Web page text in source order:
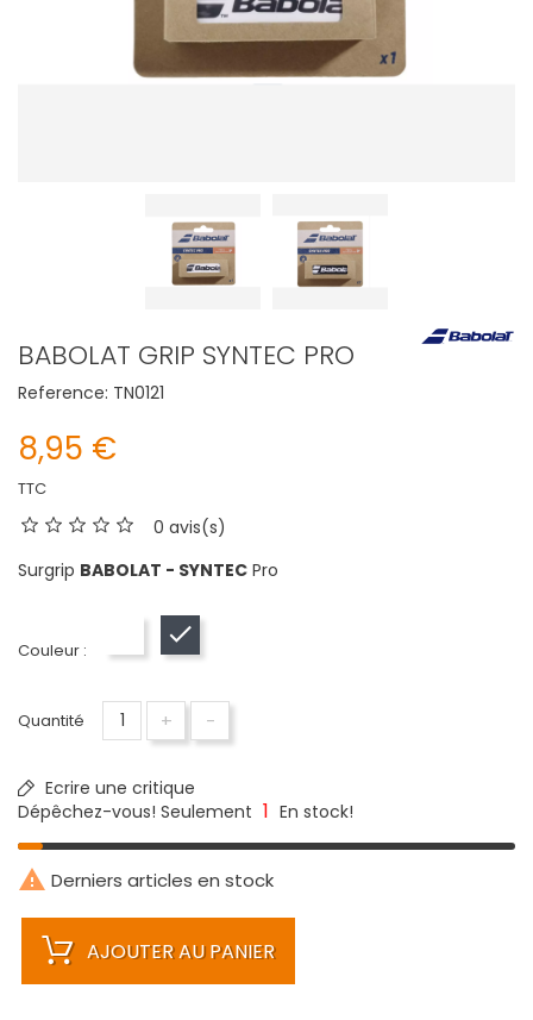
BABOLAT GRIP SYNTEC PRO
Reference: TN0121
8,95 €
TTC
0 avis(s)
Surgrip BABOLAT - SYNTEC Pro
Couleur : Blanc
Quantité + -
Ecrire une critique
Dépêchez-vous! Seulement 1 En stock!
 Derniers articles en stock
AJOUTER AU PANIER